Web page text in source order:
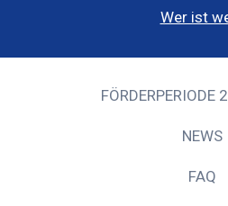
Wer ist
NEWS
FAQ